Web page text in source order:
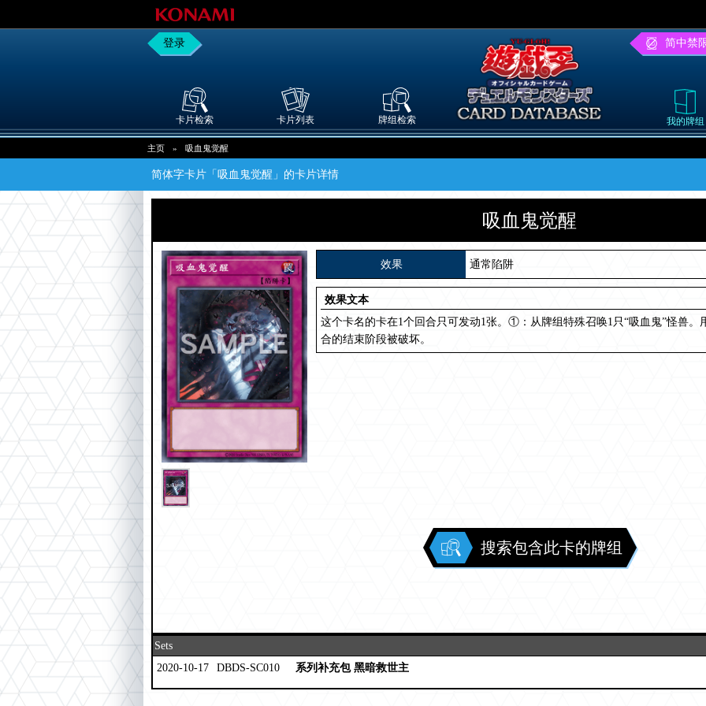
登录 简中禁
卡片检索 卡片列表 牌组检索 我的牌组
主页 » 吸血鬼觉醒
简体字卡片「吸血鬼觉醒」的卡片详情
吸血鬼觉醒
效果 通常陷阱
效果文本
这个卡名的卡在1个回合只可发动1张。①：从牌组特殊召唤1只“吸血鬼”怪兽
合的结束阶段被破坏。
搜索包含此卡的牌组
Sets
2020-10-17
DBDS-SC010 系列补充包 黑暗救世主